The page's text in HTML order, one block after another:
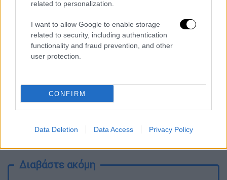
related to personalization.
I want to allow Google to enable storage
related to security, including authentication
functionality and fraud prevention, and other
user protection.
CONFIRM
Data Deletion Data Access Privacy Policy
video
Διαβάστε ακόμη